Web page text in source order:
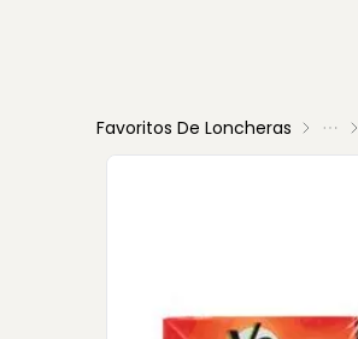
Favoritos De Loncheras